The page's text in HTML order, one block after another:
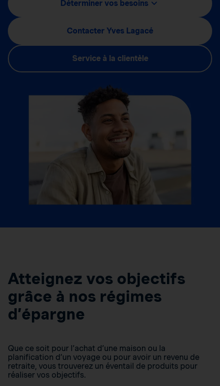
Déterminer vos besoins
Contacter Yves Lagacé
Service à la clientèle
Atteignez vos objectifs
grâce à nos régimes
d’épargne
Que ce soit pour l’achat d’une maison ou la
planification d’un voyage ou pour avoir un revenu de
retraite, vous trouverez un éventail de produits pour
réaliser vos objectifs.